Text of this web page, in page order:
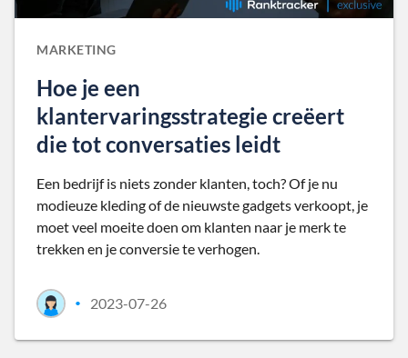
MARKETING
Hoe je een
klantervaringsstrategie creëert
die tot conversaties leidt
Een bedrijf is niets zonder klanten, toch? Of je nu
modieuze kleding of de nieuwste gadgets verkoopt, je
moet veel moeite doen om klanten naar je merk te
trekken en je conversie te verhogen.
• 2023-07-26